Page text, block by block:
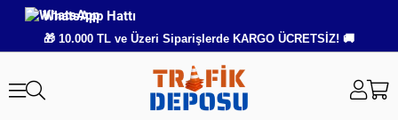
WhatsApp Hattı
🎁 10.000 TL ve Üzeri Siparişlerde KARGO ÜCRETSİZ! 🚚